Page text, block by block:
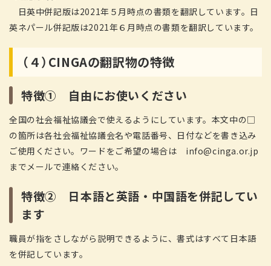
日英中併記版は2021年５月時点の書類を翻訳しています。日
英ネパール併記版は2021年６月時点の書類を翻訳しています。
（４）CINGAの翻訳物の特徴
特徴① 自由にお使いください
全国の社会福祉協議会で使えるようにしています。本文中の□
の箇所は各社会福祉協議会名や電話番号、日付などを書き込み
ご使用ください。ワードをご希望の場合は info@cinga.or.jp
までメールで連絡ください。
特徴② 日本語と英語・中国語を併記してい
ます
職員が指をさしながら説明できるように、書式はすべて日本語
を併記しています。